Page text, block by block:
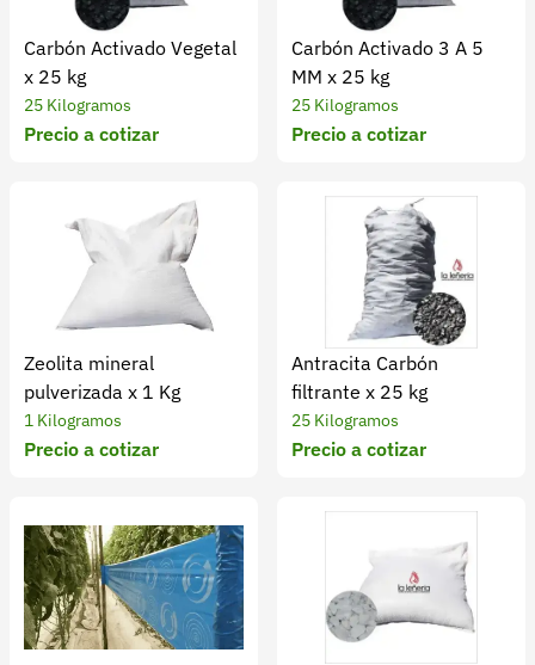
Carbón Activado Vegetal
x 25 kg
25 Kilogramos
Precio a cotizar
Carbón Activado 3 A 5
MM x 25 kg
25 Kilogramos
Precio a cotizar
Zeolita mineral
pulverizada x 1 Kg
1 Kilogramos
Precio a cotizar
Antracita Carbón
filtrante x 25 kg
25 Kilogramos
Precio a cotizar